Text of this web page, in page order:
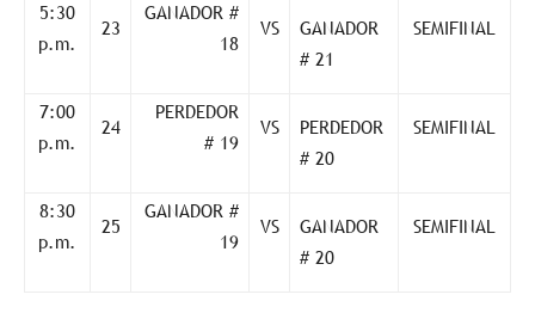
5:30
p.m.
23
GANADOR #
18
VS
GANADOR
# 21
SEMIFINAL
7:00
p.m.
24
PERDEDOR
# 19
VS
PERDEDOR
# 20
SEMIFINAL
8:30
p.m.
25
GANADOR #
19
VS
GANADOR
# 20
SEMIFINAL